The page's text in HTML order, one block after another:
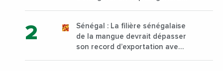
Sénégal : La filière sénégalaise
de la mangue devrait dépasser
son record d’exportation avec